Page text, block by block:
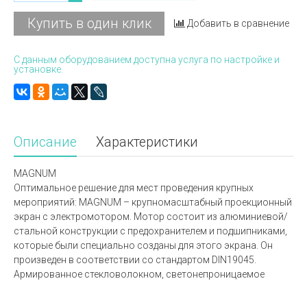
Купить в один клик Добавить в сравнение
С данным оборудованием доступна услуга по настройке и
установке.
Описание Характеристики
MAGNUM
Оптимальное решение для мест проведения крупных
мероприятий: MAGNUM – крупномасштабный проекционный
экран с электромотором. Мотор состоит из алюминиевой/
стальной конструкции с предохранителем и подшипниками,
которые были специально созданы для этого экрана. Он
произведен в соответствии со стандартом DIN19045.
Армированное стекловолокном, светонепроницаемое